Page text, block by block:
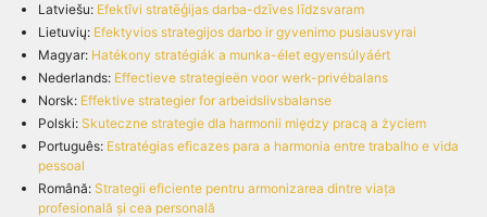
Latviešu: Efektīvi stratēģijas darba-dzīves līdzsvaram
Lietuvių: Efektyvios strategijos darbo ir gyvenimo pusiausvyrai
Magyar: Hatékony stratégiák a munka-élet egyensúlyáért
Nederlands: Effectieve strategieën voor werk-privébalans
Norsk: Effektive strategier for arbeidslivsbalanse
Polski: Skuteczne strategie dla harmonii między pracą a życiem
Português: Estratégias eficazes para a harmonia entre trabalho e vida
pessoal
Română: Strategii eficiente pentru armonizarea dintre viața
profesională și cea personală